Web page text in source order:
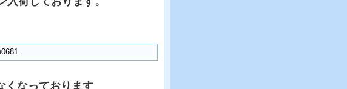
くなっております